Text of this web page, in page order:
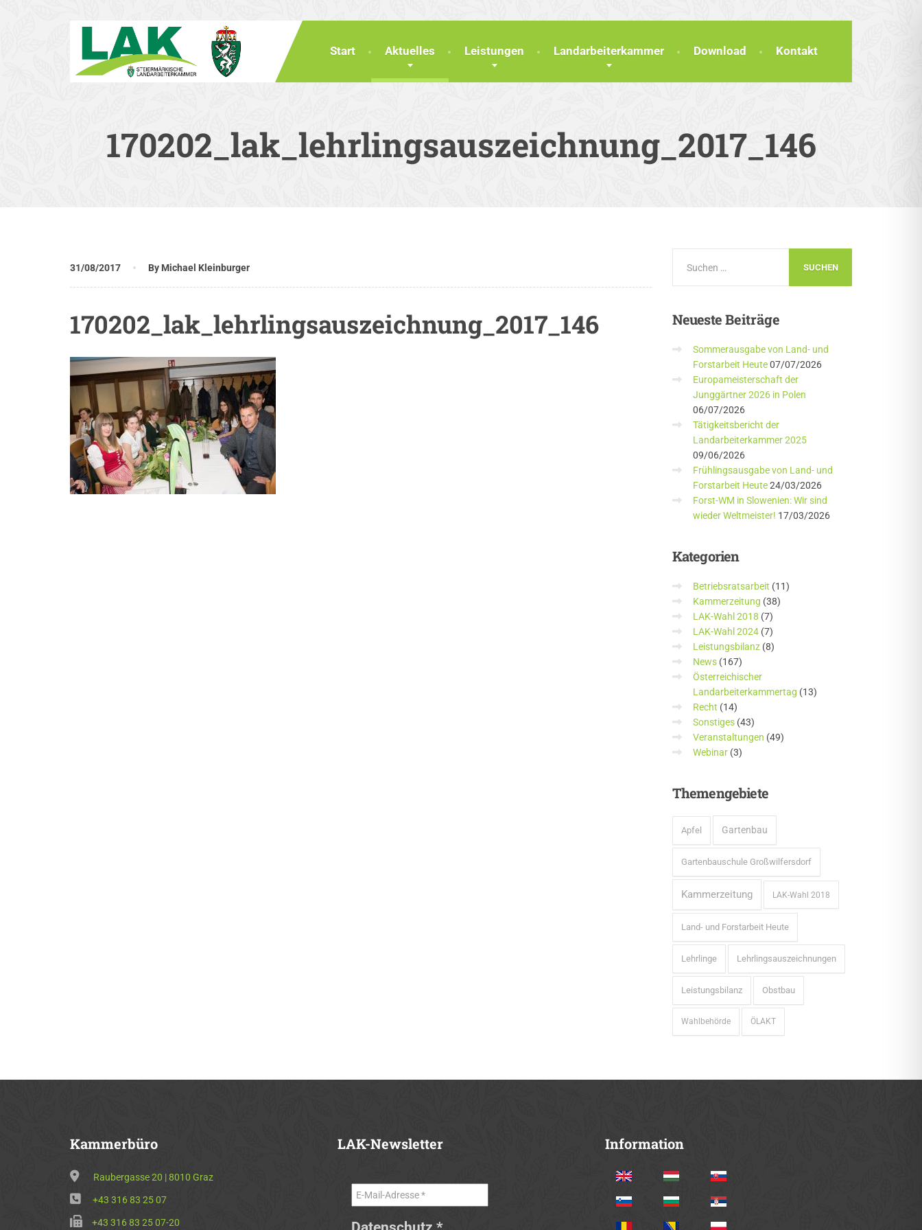
Start Aktuelles Leistungen Landarbeiterkammer Download Kontakt
170202_lak_lehrlingsauszeichnung_2017_146
31/08/2017 By Michael Kleinburger
170202_lak_lehrlingsauszeichnung_2017_146 NeuesteBeiträge
Sommerausgabe von Land- und
Forstarbeit Heute 07/07/2026
Europameisterschaft der
Junggärtner 2026 in Polen
06/07/2026
Tätigkeitsbericht der
Landarbeiterkammer 2025
09/06/2026
Frühlingsausgabe von Land- und
Forstarbeit Heute 24/03/2026
Forst-WM in Slowenien: Wir sind
wieder Weltmeister! 17/03/2026
Kategorien
Betriebsratsarbeit (11)
Kammerzeitung (38)
LAK-Wahl 2018 (7)
LAK-Wahl 2024(7)
Leistungsbilanz(8)
News(167)
Österreichischer
Landarbeiterkammertag (13)
Recht (14)
Sonstiges(43)
Veranstaltungen (49)
Webinar(3)
Themengebiete
Apfel Gartenbau
Gartenbauschule Großwilfersdorf
Kammerzeitung LAK-Wahl 2018
Land- und Forstarbeit Heute
Lehrlinge Lehrlingsauszeichnungen
Leistungsbilanz Obstbau
Wahlbehörde ÖLAKT
Kammerbüro
Raubergasse 20 | 8010 Graz
+43 316 83 25 07
+43 316 83 25 07-20
LAK-Newsletter Information